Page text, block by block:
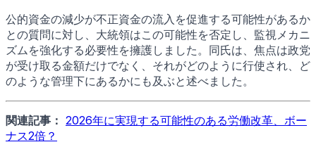
公的資金の減少が不正資金の流入を促進する可能性があるか
との質問に対し、大統領はこの可能性を否定し、監視メカニ
ズムを強化する必要性を擁護しました。同氏は、焦点は政党
が受け取る金額だけでなく、それがどのように行使され、ど
のような管理下にあるかにも及ぶと述べました。
関連記事： 2026年に実現する可能性のある労働改革、ボー
ナス2倍？